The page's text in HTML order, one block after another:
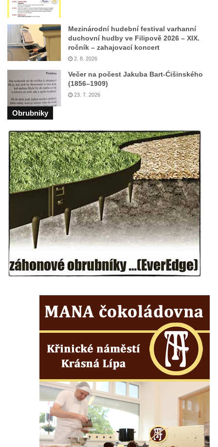
Sadech v Českých Budějovicích
Poslední dochovaný tramvajový sloup na
Pražské třídě v Českých Budějovicích
Socha Civilizovaní na Husově třídě v
Socha svatého Jana Nepomuckého Na
Sadech u Mlýnské stoky v Českých
Budějovicích
Budějovicích
Socha svatého Vincence Ferrerského na
nádvoří kláštera dominikánů v Českých
Budějovicích
Socha svatého Zachariáše na nádvoří
kláštera dominikánů v Českých
Budějovicích
Socha svatého Josefa na nádvoří kláštera
dominikánů v Českých Budějovicích
Socha svaté Anny na nádvoří kláštera
dominikánů v Českých Budějovicích
Budějovicích
Českých Budějovicích
Socha svatého Václava u pramene v
Semilech
Pamětní deska Tomáše Garrigue Masaryka
na radnici v Českých Budějovicích
Pamětní deska na biskupské rezidenci v
Českých Budějovicích
Mezinárodní hudební festival varhanní
duchovní hudby ve Filipově 2026 – XIX.
ročník – zahajovací koncert
2. 8. 2026
Večer na počest Jakuba Bart-Ćišinského
(1856–1909)
23. 7. 2026
Obrubniky